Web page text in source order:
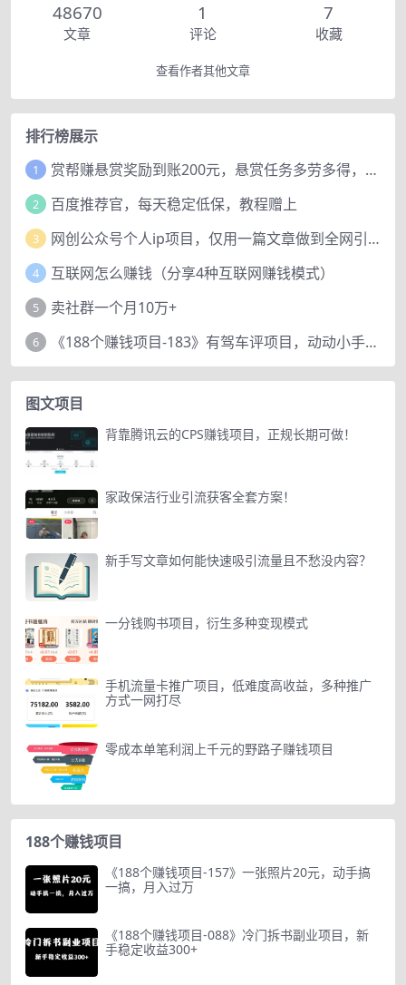
48670
文章
1
评论
7
收藏
查看作者其他文章
排行榜展示
1 赏帮赚悬赏奖励到账200元，悬赏任务多劳多得，人人可做。
2 百度推荐官，每天稳定低保，教程赠上
3 网创公众号个人ip项目，仅用一篇文章做到全网引流！
4 互联网怎么赚钱（分享4种互联网赚钱模式）
5 卖社群一个月10万+
6 《188个赚钱项目-183》有驾车评项目，动动小手，复制粘贴赚44元！
图文项目
背靠腾讯云的CPS赚钱项目，正规长期可做！
家政保洁行业引流获客全套方案！
新手写文章如何能快速吸引流量且不愁没内容？
一分钱购书项目，衍生多种变现模式
手机流量卡推广项目，低难度高收益，多种推广
方式一网打尽
零成本单笔利润上千元的野路子赚钱项目
188个赚钱项目
《188个赚钱项目-157》一张照片20元，动手搞
一搞，月入过万
《188个赚钱项目-088》冷门拆书副业项目，新
手稳定收益300+